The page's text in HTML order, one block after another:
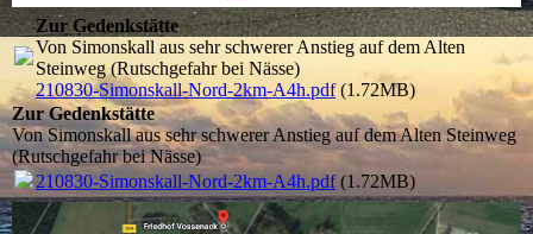
Zur Gedenkstätte
Von Simonskall aus sehr schwerer Anstieg auf dem Alten
Steinweg (Rutschgefahr bei Nässe)
210830-Simonskall-Nord-2km-A4h.pdf(1.72MB)
Zur Gedenkstätte
Von Simonskall aus sehr schwerer Anstieg auf dem Alten Steinweg
(Rutschgefahr bei Nässe)
210830-Simonskall-Nord-2km-A4h.pdf(1.72MB)